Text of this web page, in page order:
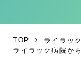
TOP ライラッ
ライラック病院か